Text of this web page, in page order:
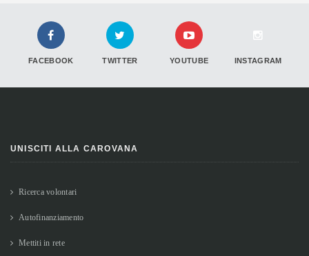
FACEBOOK TWITTER YOUTUBE INSTAGRAM
UNISCITI ALLA CAROVANA
Ricerca volontari
Autofinanziamento
Mettiti in rete